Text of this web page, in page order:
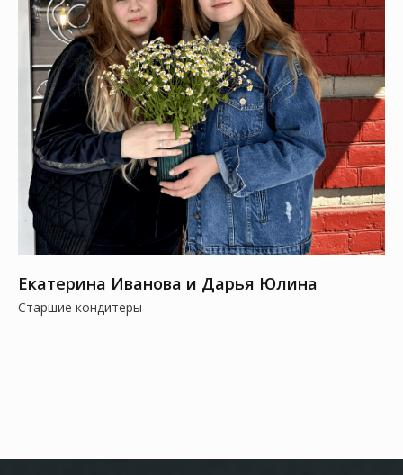
Екатерина Иванова и Дарья Юлина
Старшие кондитеры